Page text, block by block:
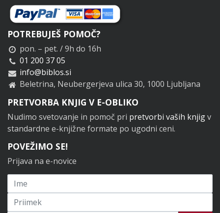
POTREBUJEŠ POMOČ?
pon. – pet. / 9h do 16h
01 200 37 05
info@biblos.si
Beletrina, Neubergerjeva ulica 30, 1000 Ljubljana
PRETVORBA KNJIG V E-OBLIKO
Nudimo svetovanje in pomoč pri pretvorbi vaših knjigv
standardne e-knjižne formate po ugodni ceni.
POVEŽIMO SE!
Prijava na e-novice